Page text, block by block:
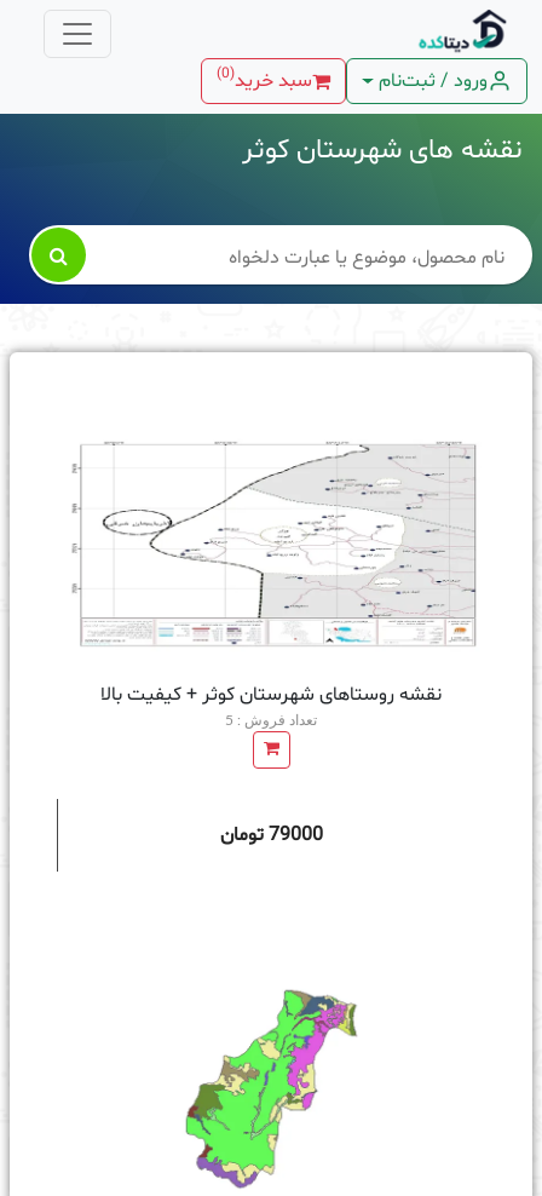
ورود / ثبت‌نام سبد خرید(
0
)
نقشه های شهرستان کوثر

نقشه روستاهای شهرستان کوثر + کیفیت بالا
تعداد فروش : 5
79000 تومان